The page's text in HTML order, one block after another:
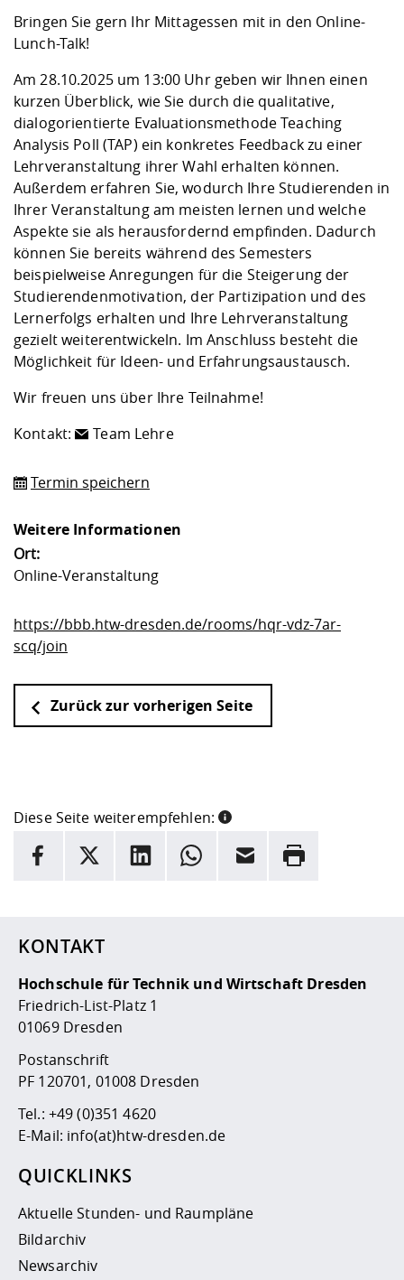
Checkliste zum
und Physik
Digitales Lernen
Fremdsprachen
Jobs, Praktika,
Studentenwerk
Angebote der
Arbeit
Career Service
Weiterbilden im
Formulare und
Internationale
Gründung und
Kooperationen
Klimaschutz &
Förderverein
Informatik/
Landbau/
Maschinenbau
Angebote für Unternehmen
Kontakt und Anfahrt
Qualitätssicherung
Bringen Sie gern Ihr Mittagessen mit in den Online-
Lunch-Talk!
Am 28.10.2025 um 13:00 Uhr geben wir Ihnen einen
kurzen Überblick, wie Sie durch die qualitative,
dialogorientierte Evaluationsmethode Teaching
Analysis Poll (TAP) ein konkretes Feedback zu einer
Lehrveranstaltung ihrer Wahl erhalten können.
Außerdem erfahren Sie, wodurch Ihre Studierenden in
Ihrer Veranstaltung am meisten lernen und welche
Aspekte sie als herausfordernd empfinden. Dadurch
können Sie bereits während des Semesters
beispielweise Anregungen für die Steigerung der
Studierendenmotivation, der Partizipation und des
Lernerfolgs erhalten und Ihre Lehrveranstaltung
gezielt weiterentwickeln. Im Anschluss besteht die
Möglichkeit für Ideen- und Erfahrungsaustausch.
Wir freuen uns über Ihre Teilnahme!
Kontakt:
Team Lehre
Termin speichern
Weitere Informationen
Ort:
Online-Veranstaltung
https://bbb.htw-dresden.de/rooms/hqr-vdz-7ar-
scq/join
Zurück zur vorherigen Seite
Diese Seite weiterempfehlen:
INFORMATION
Facebook
X LinkedInWhatsappE-Mail Drucken
KONTAKT
Hochschule für Technik und Wirtschaft Dresden
Friedrich-List-Platz 1
01069 Dresden
Postanschrift
PF 120701, 01008 Dresden
Tel.: +49 (0)351 4620
E-Mail: info(at)htw-dresden.de
QUICKLINKS
Aktuelle Stunden- und Raumpläne
Bildarchiv
Newsarchiv